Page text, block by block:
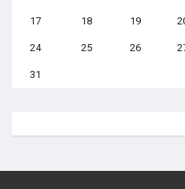
17 18 19
24 25 26
31